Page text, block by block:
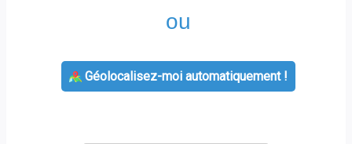
ou
Géolocalisez-moi automatiquement !